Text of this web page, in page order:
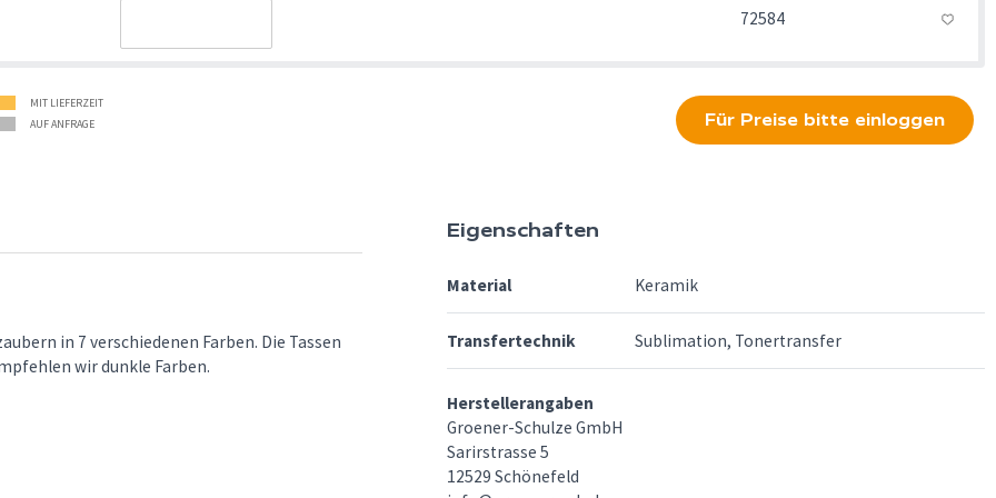
72584
MIT LIEFERZEIT
AUF ANFRAGE
Für Preise bitte einloggen
in 7 verschiedenen Farben. Die Tassen
wir dunkle Farben.
Eigenschaften
Material Keramik
Transfertechnik Sublimation, Tonertransfer
Herstellerangaben
Groener-Schulze GmbH
Sarirstrasse 5
12529 Schönefeld